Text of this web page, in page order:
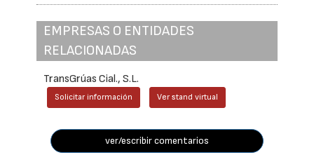
EMPRESAS O ENTIDADES
RELACIONADAS
TransGrúas Cial., S.L.
Solicitar información Ver stand virtual
ver/escribir comentarios